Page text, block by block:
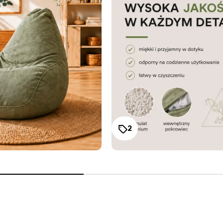
produktu
produktu
2